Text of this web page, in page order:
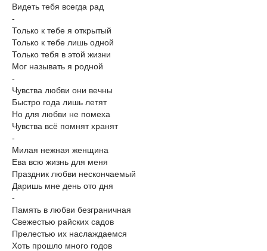
Видеть тебя всегда рад
-
Только к тебе я открытый
Только к тебе лишь одной
Только тебя в этой жизни
Мог называть я родной
-
Чувства любви они вечны
Быстро года лишь летят
Но для любви не помеха
Чувства всё помнят хранят
-
Милая нежная женщина
Ева всю жизнь для меня
Праздник любви нескончаемый
Даришь мне день ото дня
-
Память в любви безграничная
Свежестью райских садов
Прелестью их наслаждаемся
Хоть прошло много годов